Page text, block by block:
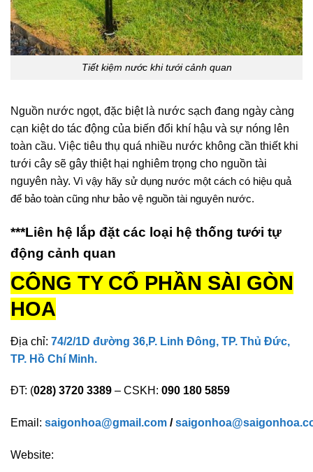
Tiết kiệm nước khi tưới cảnh quan
Nguồn nước ngọt, đặc biệt là nước sạch đang ngày càng
cạn kiệt do tác động của biến đổi khí hậu và sự nóng lên
toàn cầu. Việc tiêu thụ quá nhiều nước không cần thiết khi
tưới cây sẽ gây thiệt hại nghiêm trọng cho nguồn tài
nguyên này. Vì vậy hãy sử dụng nước một cách có hiệu quả
để bảo toàn cũng như bảo vệ nguồn tài nguyên nước.
***Liên hệ lắp đặt các loại hệ thống tưới tự
động cảnh quan
CÔNG TY CỔ PHẦN SÀI GÒN
HOA
Địa chỉ: 74/2/1D đường 36,P. Linh Đông, TP. Thủ Đức,
TP. Hồ Chí Minh.
ĐT: (028) 3720 3389 – CSKH: 090 180 5859
Email: saigonhoa@gmail.com /
Website: